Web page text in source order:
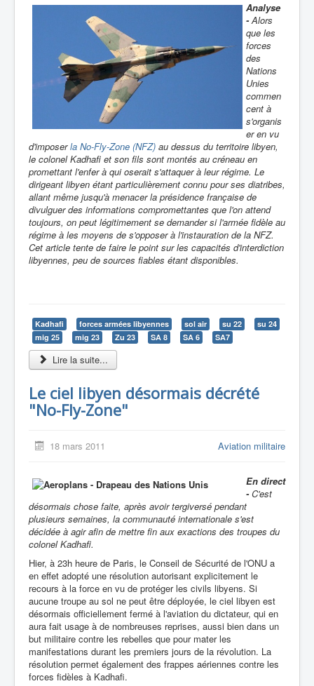
Analyse
-Alors
que les
forces
des
Nations
Unies
commen
cent à
s'organis
er en vu
d'imposerla No-Fly-Zone (NFZ) au dessus du territoire libyen,
le colonel Kadhafi et son fils sont montés au créneau en
promettant l'enfer à qui oserait s'attaquer à leur régime. Le
dirigeant libyen étant particulièrement connu pour ses diatribes,
allant même jusqu'à menacer la présidence française de
divulguer des informations compromettantes que l'on attend
toujours, on peut légitimement se demander si l'armée fidèle au
régime à les moyens de s'opposer à l'instauration de la NFZ.
Cet article tente de faire le point sur les capacités d'interdiction
libyennes, peu de sources fiables étant disponibles.
Kadhafi forces armées libyennes sol air su 22
su 24
mig 25
mig 23 Zu 23 SA 8 SA 6 SA7
Lire la suite...
Le ciel libyen désormais décrété
"No-Fly-Zone"
18 mars 2011 Aviation militaire
En direct
-C'est
désormais chose faite, après avoir tergiversé pendant
plusieurs semaines, la communauté internationale s'est
décidée à agir afin de mettre fin aux exactions des troupes du
colonel Kadhafi.
Hier, à 23h heure de Paris, le Conseil de Sécurité de l'ONU a
en effet adopté une résolution autorisant explicitement le
recours à la force en vu de protéger les civils libyens. Si
aucune troupe au sol ne peut être déployée, le ciel libyen est
désormais officiellement fermé à l'aviation du dictateur, qui en
aura fait usage à de nombreuses reprises, aussi bien dans un
but militaire contre les rebelles que pour mater les
manifestations durant les premiers jours de la révolution. La
résolution permet également des frappes aériennes contre les
forces fidèles à Kadhafi.